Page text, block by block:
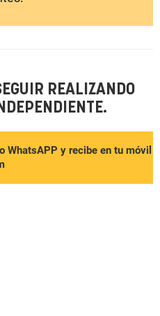
REALIZANDO
WhatsAPP y recibe en tu móvil